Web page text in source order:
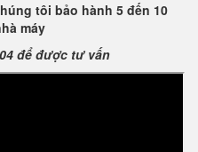
tôi bảo hành 5 đến 10
máy
để được tư vấn